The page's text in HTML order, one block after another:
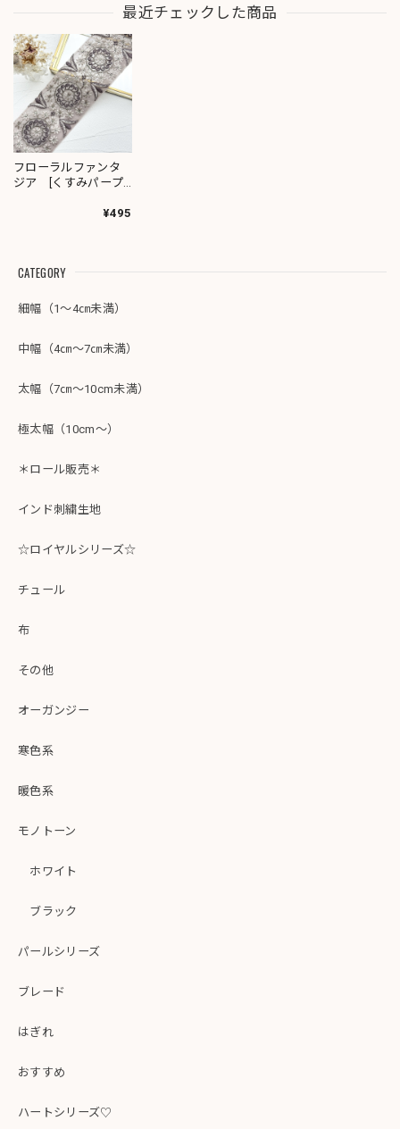
最近チェックした商品
フローラルファンタ
ジア [くすみパープ
¥495
CATEGORY
細幅（1～4㎝未満）
中幅（4㎝～7㎝未満）
太幅（7㎝～10cm未満）
極太幅（10cm～）
＊ロール販売＊
インド刺繍生地
☆ロイヤルシリーズ☆
チュール
布
その他
オーガンジー
寒色系
暖色系
モノトーン
ホワイト
ブラック
パールシリーズ
ブレード
はぎれ
おすすめ
ハートシリーズ♡